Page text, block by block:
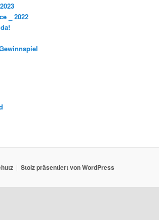
_ 2022
Stolz präsentiert von WordPress